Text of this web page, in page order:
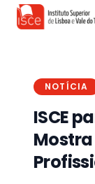
NOTÍCIA
ISCE